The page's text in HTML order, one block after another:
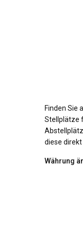
Finden Sie
Stellplätze
diese direkt
Währung